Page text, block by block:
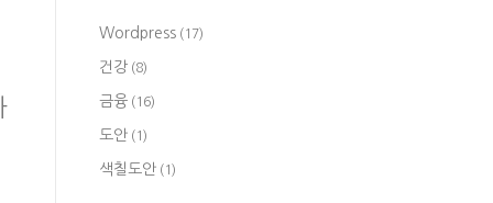
Wordpress (17)
건강 (8)
금융 (16)
도안 (1)
색칠도안 (1)